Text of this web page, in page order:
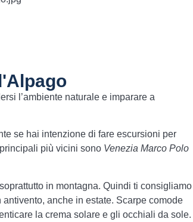
l’ambiente naturale e imparare a
se hai intenzione di fare escursioni per
più vicini sono Venezia Marco Polo
in montagna. Quindi ti consigliamo
anche in estate. Scarpe comode
la crema solare e gli occhiali da sole.